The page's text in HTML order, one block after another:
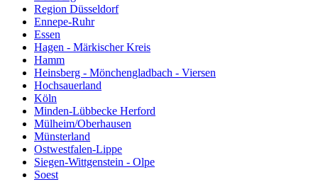
Region Düsseldorf
Ennepe-Ruhr
Essen
Hagen - Märkischer Kreis
Hamm
Heinsberg - Mönchengladbach - Viersen
Hochsauerland
Köln
Minden-Lübbecke Herford
Mülheim/Oberhausen
Münsterland
Ostwestfalen-Lippe
Siegen-Wittgenstein - Olpe
Soest